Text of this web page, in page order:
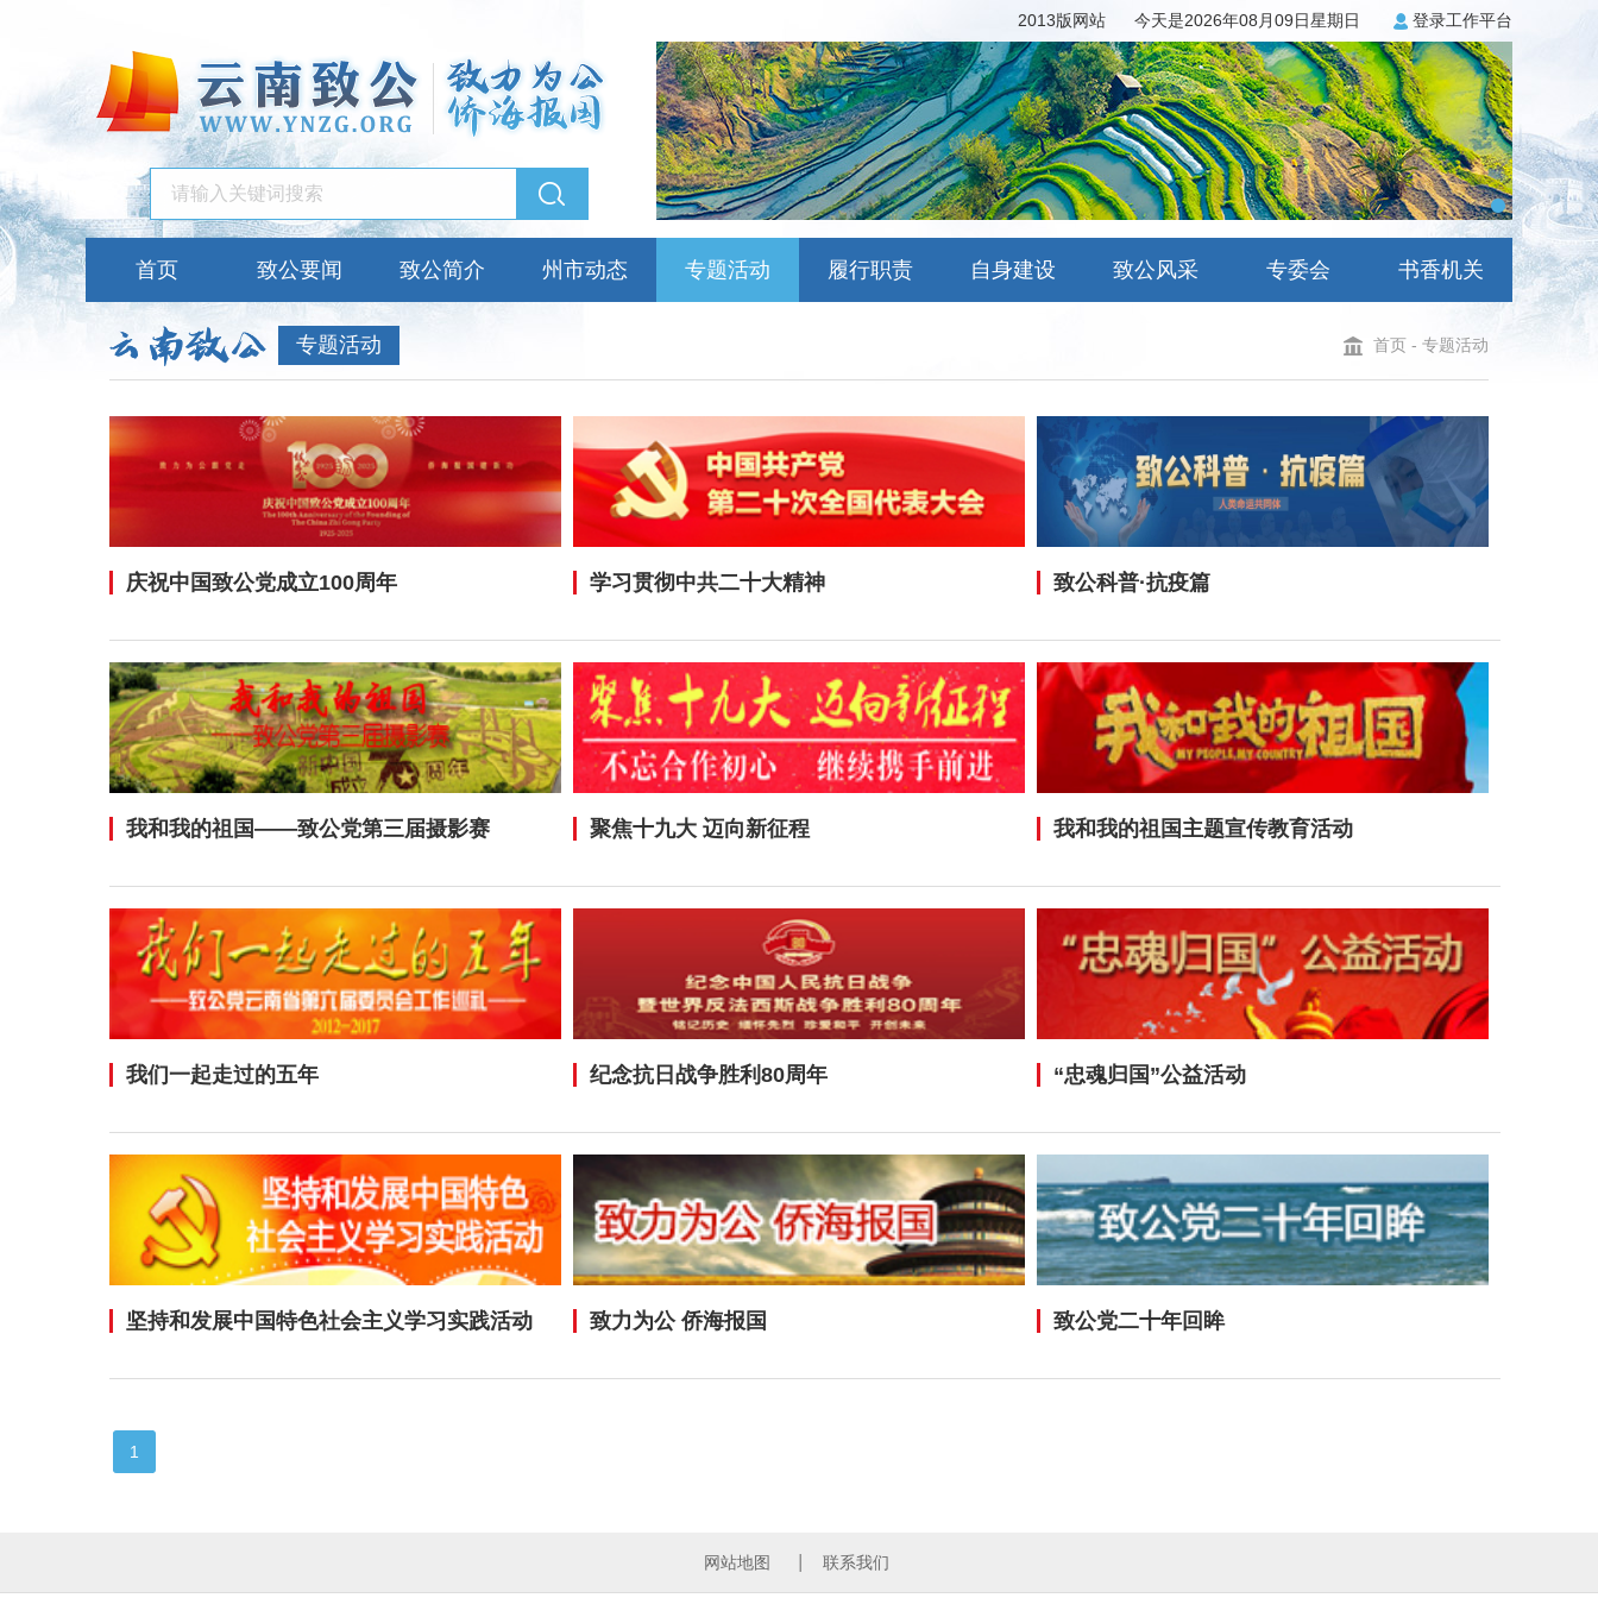
2013版网站 今天是2026年08月09日星期日 登录工作平台
首页 致公要闻 致公简介 州市动态 专题活动 履行职责 自身建设 致公风采 专委会 书香机关
专题活动 首页 - 专题活动
庆祝中国致公党成立100周年 学习贯彻中共二十大精神 致公科普·抗疫篇
我和我的祖国——致公党第三届摄影赛 聚焦十九大 迈向新征程 我和我的祖国主题宣传教育活动
我们一起走过的五年 纪念抗日战争胜利80周年 “忠魂归国”公益活动
坚持和发展中国特色社会主义学习实践活动 致力为公 侨海报国 致公党二十年回眸
1
网站地图 联系我们